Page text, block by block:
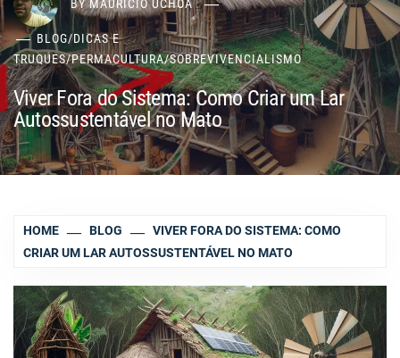
BYMAURÍCIO UCHÔA
BLOG/DICAS E
TRUQUES/PERMACULTURA/SOBREVIVENCIALISMO
Viver Fora do Sistema: Como Criar um Lar
Autossustentável no Mato
HOME BLOG
VIVER FORA DO SISTEMA: COMO
CRIAR UM LAR AUTOSSUSTENTÁVEL NO MATO